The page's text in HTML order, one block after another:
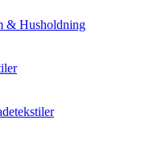
& Husholdning